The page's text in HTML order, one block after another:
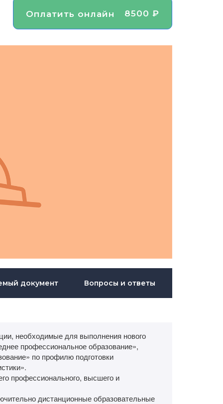
Оплатить онлайн 8500 ₽
документ Вопросы и ответы
необходимые для выполнения нового
профессиональное образование»,
по профилю подготовки
профессионального, высшего и
дистанционные образовательные